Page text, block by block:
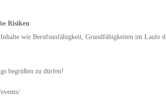
Risiken
wie Berufsunfähigkeit, Grundfähigkeiten im Laufe
begrüßen zu dürfen!